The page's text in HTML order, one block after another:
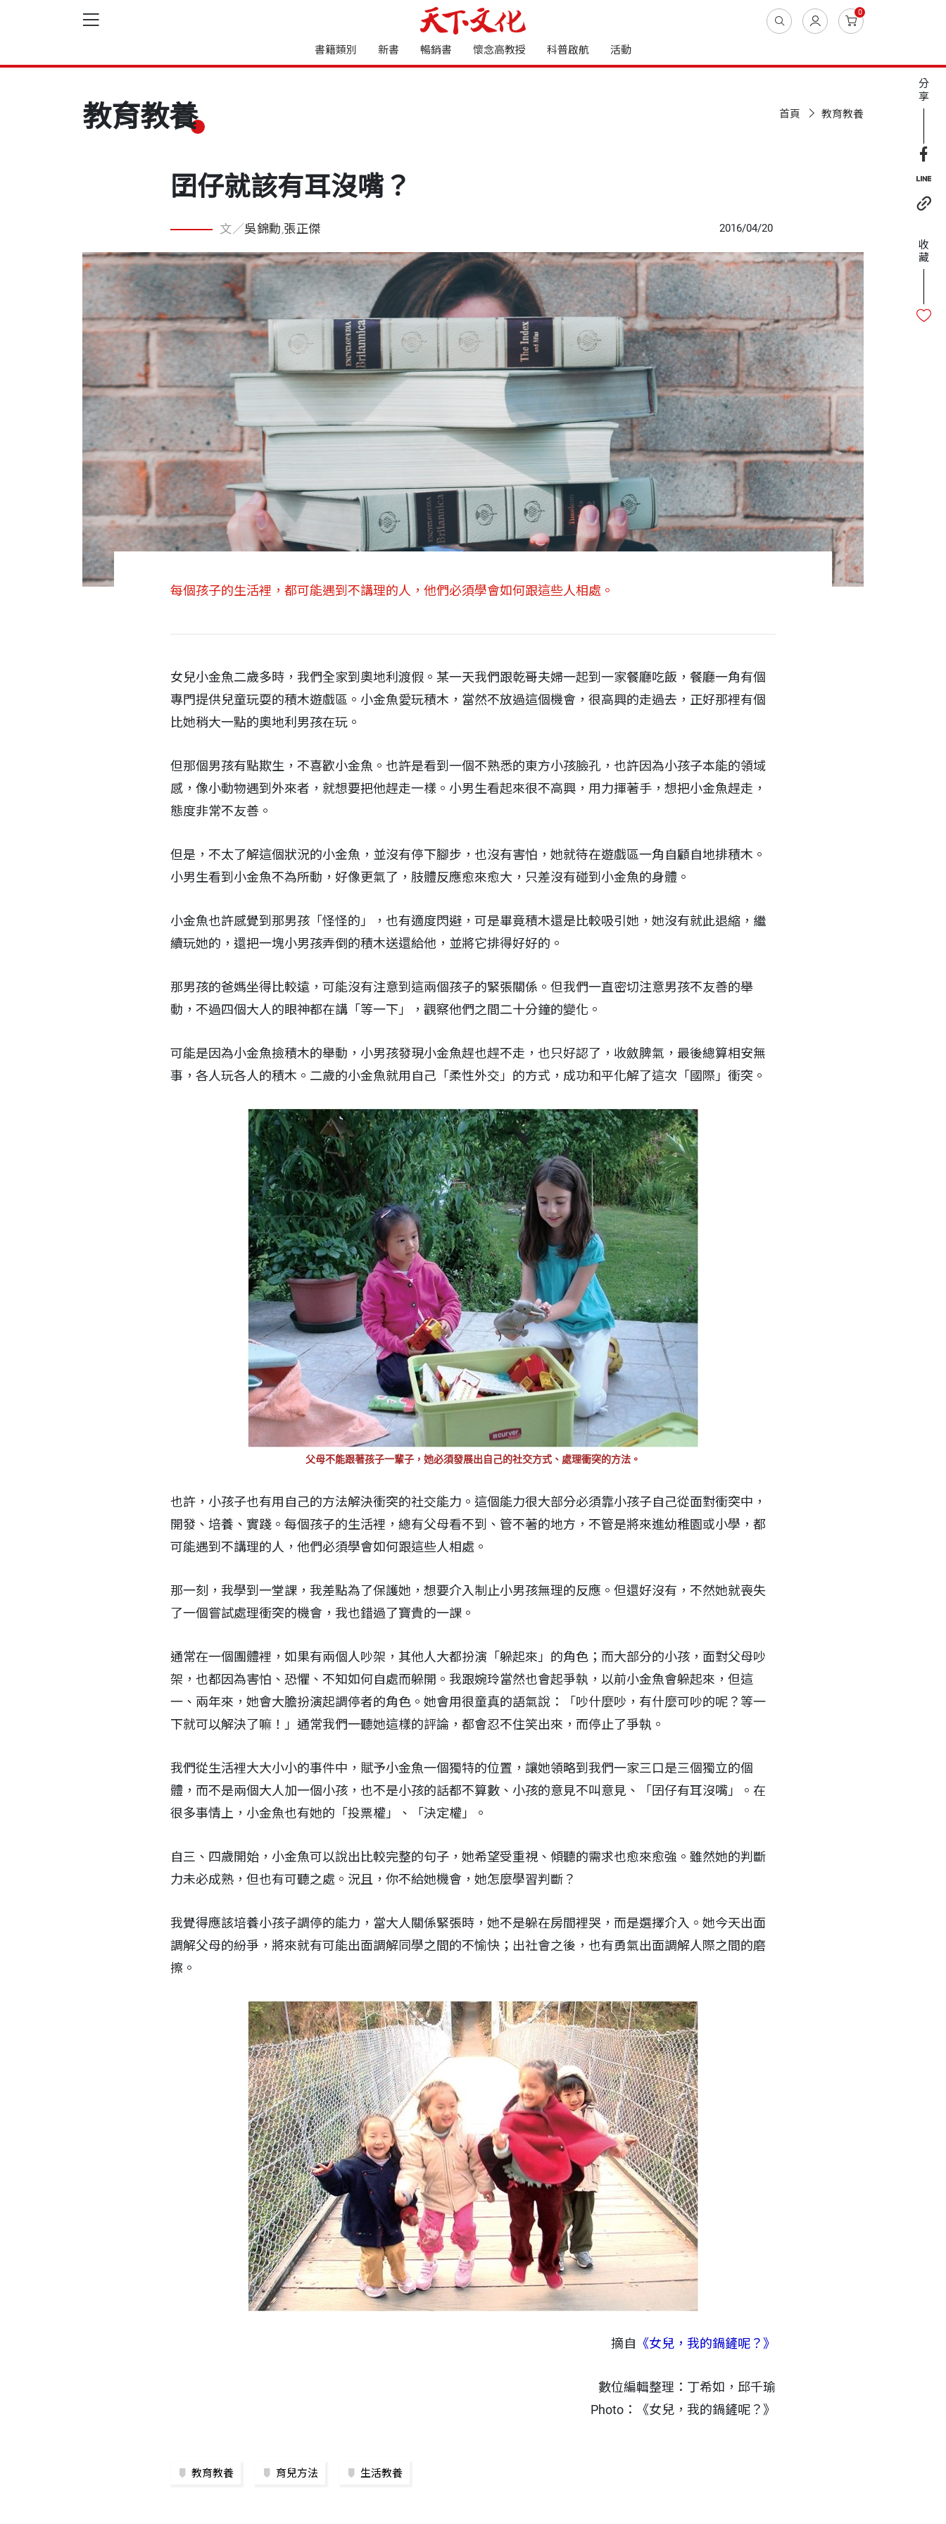
0
書籍類別 新書 暢銷書 懷念高教授 科普啟航 活動
教育教養 首頁 教育教養
囝仔就該有耳沒嘴？
文／吳錦勳,張正傑 2016/04/20
每個孩子的生活裡，都可能遇到不講理的人，他們必須學會如何跟這些人相處。
女兒小金魚二歲多時，我們全家到奧地利渡假。某一天我們跟乾哥夫婦一起到一家餐廳吃飯，餐廳一角有個
專門提供兒童玩耍的積木遊戲區。小金魚愛玩積木，當然不放過這個機會，很高興的走過去，正好那裡有個
比她稍大一點的奧地利男孩在玩。
但那個男孩有點欺生，不喜歡小金魚。也許是看到一個不熟悉的東方小孩臉孔，也許因為小孩子本能的領域
感，像小動物遇到外來者，就想要把他趕走一樣。小男生看起來很不高興，用力揮著手，想把小金魚趕走，
態度非常不友善。
但是，不太了解這個狀況的小金魚，並沒有停下腳步，也沒有害怕，她就待在遊戲區一角自顧自地排積木。
小男生看到小金魚不為所動，好像更氣了，肢體反應愈來愈大，只差沒有碰到小金魚的身體。
小金魚也許感覺到那男孩「怪怪的」，也有適度閃避，可是畢竟積木還是比較吸引她，她沒有就此退縮，繼
續玩她的，還把一塊小男孩弄倒的積木送還給他，並將它排得好好的。
那男孩的爸媽坐得比較遠，可能沒有注意到這兩個孩子的緊張關係。但我們一直密切注意男孩不友善的舉
動，不過四個大人的眼神都在講「等一下」，觀察他們之間二十分鐘的變化。
可能是因為小金魚撿積木的舉動，小男孩發現小金魚趕也趕不走，也只好認了，收斂脾氣，最後總算相安無
事，各人玩各人的積木。二歲的小金魚就用自己「柔性外交」的方式，成功和平化解了這次「國際」衝突。
父母不能跟著孩子一輩子，她必須發展出自己的社交方式、處理衝突的方法。
也許，小孩子也有用自己的方法解決衝突的社交能力。這個能力很大部分必須靠小孩子自己從面對衝突中，
開發、培養、實踐。每個孩子的生活裡，總有父母看不到、管不著的地方，不管是將來進幼稚園或小學，都
可能遇到不講理的人，他們必須學會如何跟這些人相處。
那一刻，我學到一堂課，我差點為了保護她，想要介入制止小男孩無理的反應。但還好沒有，不然她就喪失
了一個嘗試處理衝突的機會，我也錯過了寶貴的一課。
通常在一個團體裡，如果有兩個人吵架，其他人大都扮演「躲起來」的角色；而大部分的小孩，面對父母吵
架，也都因為害怕、恐懼、不知如何自處而躲開。我跟婉玲當然也會起爭執，以前小金魚會躲起來，但這
一、兩年來，她會大膽扮演起調停者的角色。她會用很童真的語氣說：「吵什麼吵，有什麼可吵的呢？等一
下就可以解決了嘛！」通常我們一聽她這樣的評論，都會忍不住笑出來，而停止了爭執。
我們從生活裡大大小小的事件中，賦予小金魚一個獨特的位置，讓她領略到我們一家三口是三個獨立的個
體，而不是兩個大人加一個小孩，也不是小孩的話都不算數、小孩的意見不叫意見、「囝仔有耳沒嘴」。在
很多事情上，小金魚也有她的「投票權」、「決定權」。
自三、四歲開始，小金魚可以說出比較完整的句子，她希望受重視、傾聽的需求也愈來愈強。雖然她的判斷
力未必成熟，但也有可聽之處。況且，你不給她機會，她怎麼學習判斷？
我覺得應該培養小孩子調停的能力，當大人關係緊張時，她不是躲在房間裡哭，而是選擇介入。她今天出面
調解父母的紛爭，將來就有可能出面調解同學之間的不愉快；出社會之後，也有勇氣出面調解人際之間的磨
擦。
摘自 《女兒，我的鍋鏟呢？》
數位編輯整理：丁希如，邱千瑜
Photo：《女兒，我的鍋鏟呢？》
教育教養 育兒方法 生活教養
分
享
收
藏